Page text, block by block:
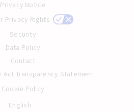
Privacy Notice
Privacy Rights
Security
Data Policy
Contact
Act Transparency Statement
Cookie Policy
English